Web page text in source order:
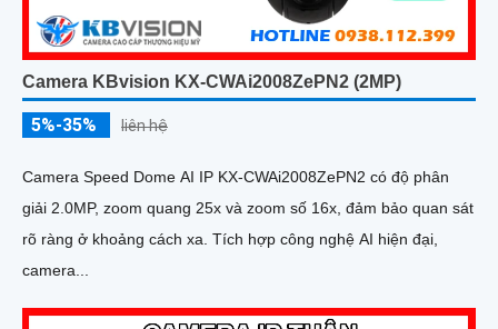
Camera KBvision KX-CWAi2008ZePN2 (2MP)
5%-35% liên hệ
Camera Speed Dome AI IP KX-CWAi2008ZePN2 có độ phân
giải 2.0MP, zoom quang 25x và zoom số 16x, đảm bảo quan sát
rõ ràng ở khoảng cách xa. Tích hợp công nghệ AI hiện đại,
camera...